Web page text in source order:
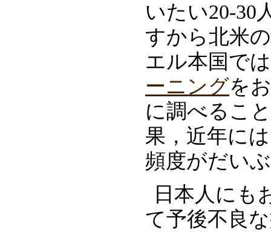
いたい20-30
すから北米
エル本国で
ーニングを
に調べるこ
果，近年に
頻度がだい
日本人にも
て予後不良